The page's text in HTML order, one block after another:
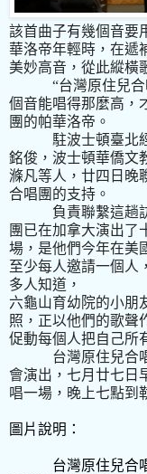
該首曲子有幾個音要
華洛帝年輕時，在遞
美妙高音，從此縱橫
“台灣原住兒
個音能唱得那麼高，
團的帕華洛帝。
駐波士頓臺北
銘俊，波士頓華僑文
滌凡等人，廿四日晚
合唱團的支持。
負責聯繫這趟
團已在加拿大演出了
場，是他們今年在美
至少每人邀請一個人
多人知道，
六龜山育幼院的小朋
照，正以他們的歌聲
促動每個人把自己所
台灣原住兒合
會演出，七月廿七日
唱一場，晚上七點到
圖片說明：
台灣原住兒合